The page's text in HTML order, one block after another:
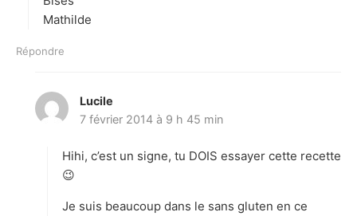
Mathilde
Répondre
Lucile
i
7 février 2014 à 9 h 45 min
Hihi, c’est un signe, tu DOIS essayer cette recette
😉
Je suis beaucoup dans le sans gluten en ce